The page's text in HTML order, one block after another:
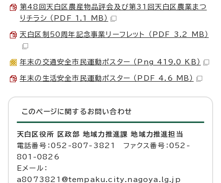
第48回天白区農産物品評会及び第31回天白区農業まつ
りチラシ （PDF 1.1 MB）
天白区制50周年記念事業リーフレット （PDF 3.2 MB）
年末の交通安全市民運動ポスター （Png 419.0 KB）
年末の生活安全市民運動ポスター （PDF 4.6 MB）
このページに関する お問い合わせ
天白区役所 区政部 地域力推進課 地域力推進担当
電話番号：052-807-3821 ファクス番号：052-
801-0826
Eメール：
a8073821@tempaku.city.nagoya.lg.jp